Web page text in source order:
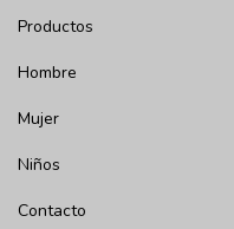
Productos
Hombre
Mujer
Niños
Contacto